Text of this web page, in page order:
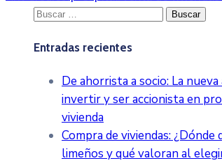
Buscar:
Entradas recientes
De ahorrista a socio: La
invertir y ser accionista en
vivienda
Compra de viviendas:
limeños y qué valoran al